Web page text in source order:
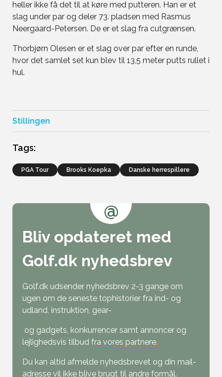
heller ikke få det til at køre med putteren. Han er et
slag under par og deler 73. pladsen med Rasmus
Neergaard-Petersen. De er et slag fra cutgrænsen.
Thorbjørn Olesen er et slag over par efter en runde,
hvor det samlet set kun blev til 13,5 meter putts rullet i
hul.
Stillingen
Tags:
PGA Tour Brooks Koepka Danske herrespillere
@
Bliv opdateret med
Golf.dk nyhedsbrev
Golf.dk udsender nyhedsbrev 2-3 gange om
ugen om de seneste tophistorier fra ind- og
udland, instruktion, gear-
og gadgets, konkurrencer samt annoncer og
lejlighedsvis tilbud fra vores partnere.
Du kan altid afmelde nyhedsbrevet og din mail-
adresse vil ikke blive brugt til andre formål.